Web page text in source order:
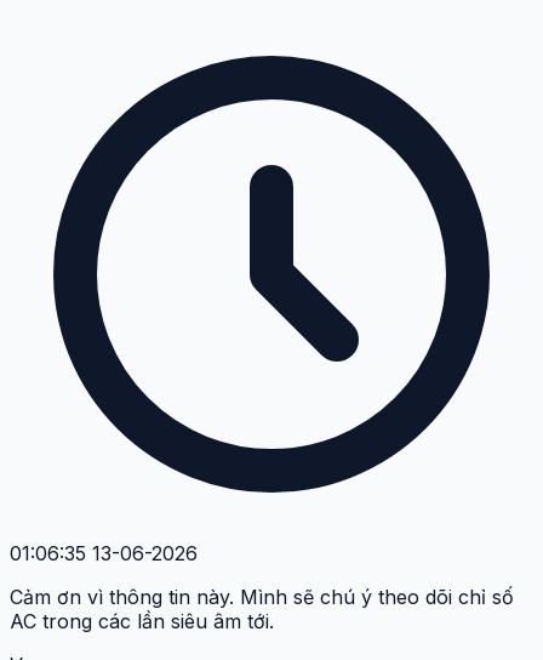
01:06:35 13-06-2026
Cảm ơn vì thông tin này. Mình sẽ chú ý theo dõi chỉ số
AC trong các lần siêu âm tới.